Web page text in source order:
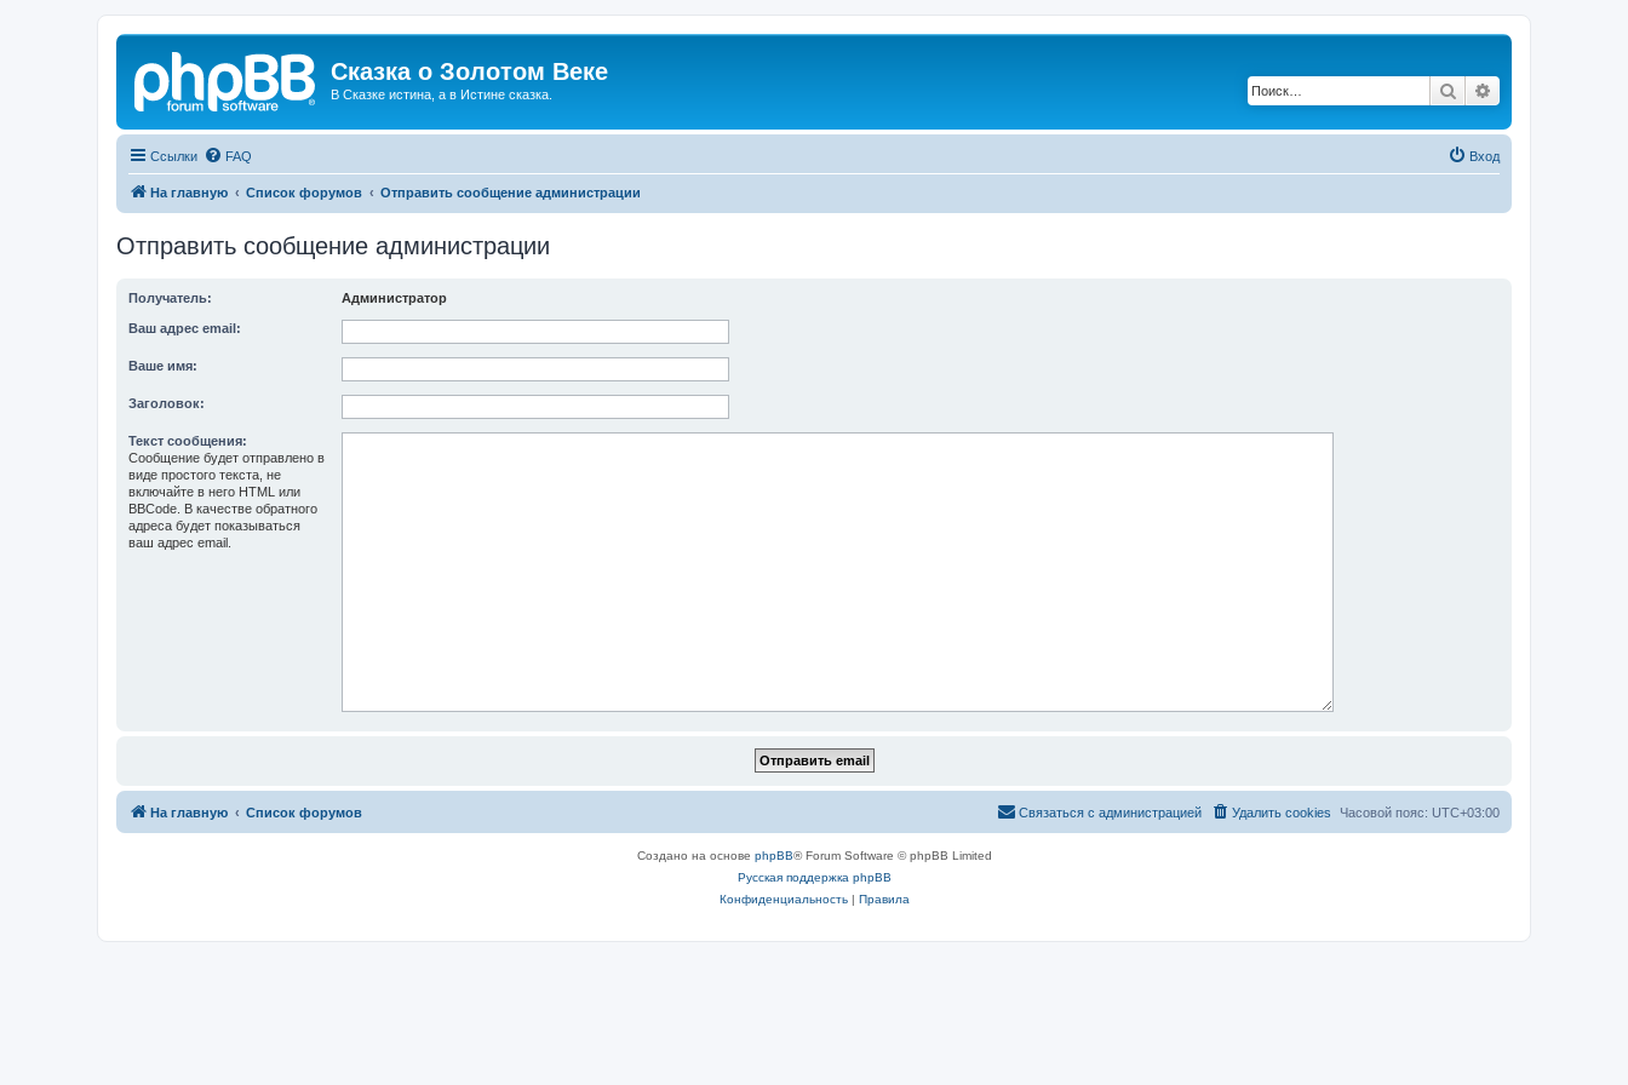
Сказка о Золотом Веке
В Сказке истина, а в Истине сказка. Поиск
Ссылки FAQ Вход
На главную Список форумов Отправить сообщение администрации
Отправить сообщение администрации
Получатель: Администратор
Ваш адрес email:
Ваше имя:
Заголовок:
Текст сообщения:
Сообщение будет отправлено в
виде простого текста, не
включайте в него HTML или
BBCode. В качестве обратного
адреса будет показываться
ваш адрес email.
На главную Список форумов Часовой пояс: UTC+03:00
Удалить cookies
Связаться с администрацией
Создано на основе phpBB® Forum Software © phpBB Limited
Русская поддержка phpBB
Конфиденциальность| Правила